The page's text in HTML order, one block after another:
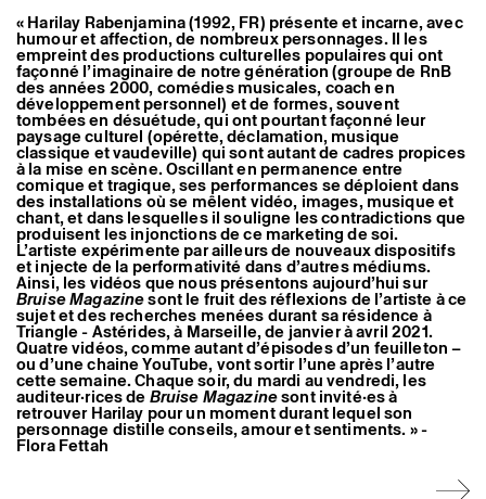
Artistes associé·es
Hors-les-murs
Ancien·nes résident·es et artistes associé·es
« Harilay Rabenjamina (1992, FR) présente et incarne, avec
humour et affection, de nombreux personnages. Il les
empreint des productions culturelles populaires qui ont
façonné l’imaginaire de notre génération (groupe de RnB
des années 2000, comédies musicales, coach en
développement personnel) et de formes, souvent
tombées en désuétude, qui ont pourtant façonné leur
paysage culturel (opérette, déclamation, musique
classique et vaudeville) qui sont autant de cadres propices
à la mise en scène. Oscillant en permanence entre
comique et tragique, ses performances se déploient dans
des installations où se mêlent vidéo, images, musique et
chant, et dans lesquelles il souligne les contradictions que
produisent les injonctions de ce marketing de soi.
L’artiste expérimente par ailleurs de nouveaux dispositifs
et injecte de la performativité dans d’autres médiums.
Ainsi, les vidéos que nous présentons aujourd’hui sur
Bruise Magazinesont le fruit des réflexions de l’artiste à ce
sujet et des recherches menées durant sa résidence à
Triangle - Astérides, à Marseille, de janvier à avril 2021.
Quatre vidéos, comme autant d’épisodes d’un feuilleton –
ou d’une chaine YouTube, vont sortir l’une après l’autre
cette semaine. Chaque soir, du mardi au vendredi, les
auditeur·rices deBruise Magazinesont invité·es à
retrouver Harilay pour un moment durant lequel son
personnage distille conseils, amour et sentiments. » -
Flora Fettah